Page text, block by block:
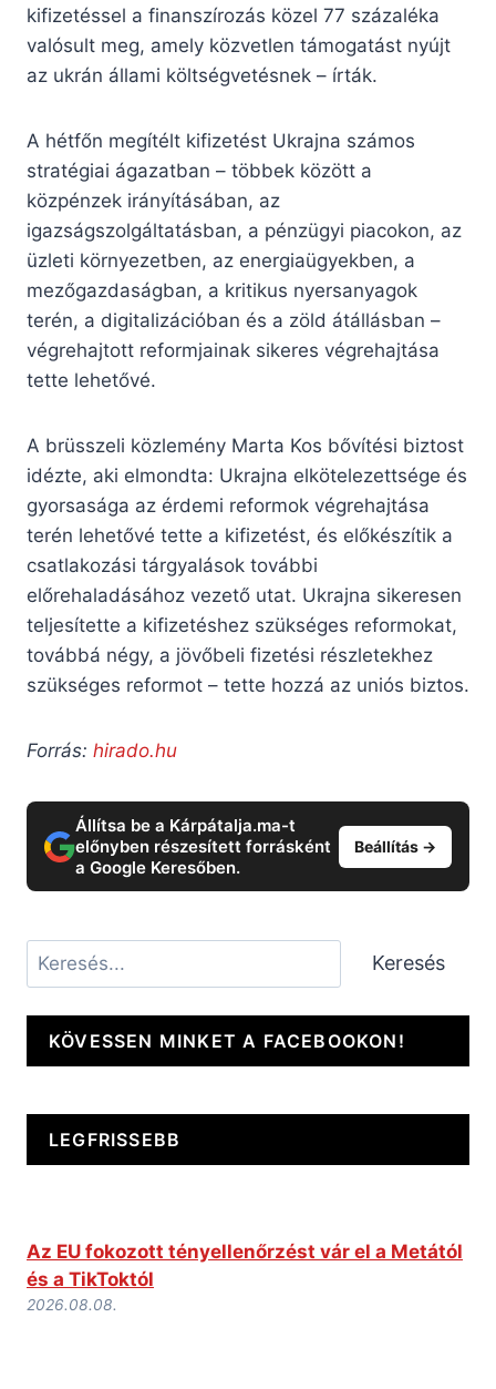
kifizetéssel a finanszírozás közel 77 százaléka
valósult meg, amely közvetlen támogatást nyújt
az ukrán állami költségvetésnek – írták.
A hétfőn megítélt kifizetést Ukrajna számos
stratégiai ágazatban – többek között a
közpénzek irányításában, az
igazságszolgáltatásban, a pénzügyi piacokon, az
üzleti környezetben, az energiaügyekben, a
mezőgazdaságban, a kritikus nyersanyagok
terén, a digitalizációban és a zöld átállásban –
végrehajtott reformjainak sikeres végrehajtása
tette lehetővé.
A brüsszeli közlemény Marta Kos bővítési biztost
idézte, aki elmondta: Ukrajna elkötelezettsége és
gyorsasága az érdemi reformok végrehajtása
terén lehetővé tette a kifizetést, és előkészítik a
csatlakozási tárgyalások további
előrehaladásához vezető utat. Ukrajna sikeresen
teljesítette a kifizetéshez szükséges reformokat,
továbbá négy, a jövőbeli fizetési részletekhez
szükséges reformot – tette hozzá az uniós biztos.
Forrás: hirado.hu
Állítsa be a Kárpátalja.ma-t
előnyben részesített forrásként
a Google Keresőben.
Beállítás →
Keresés Keresés
KÖVESSEN MINKET A FACEBOOKON!
LEGFRISSEBB
Az EU fokozott tényellenőrzést vár el a Metától
és a TikToktól
2026.08.08.